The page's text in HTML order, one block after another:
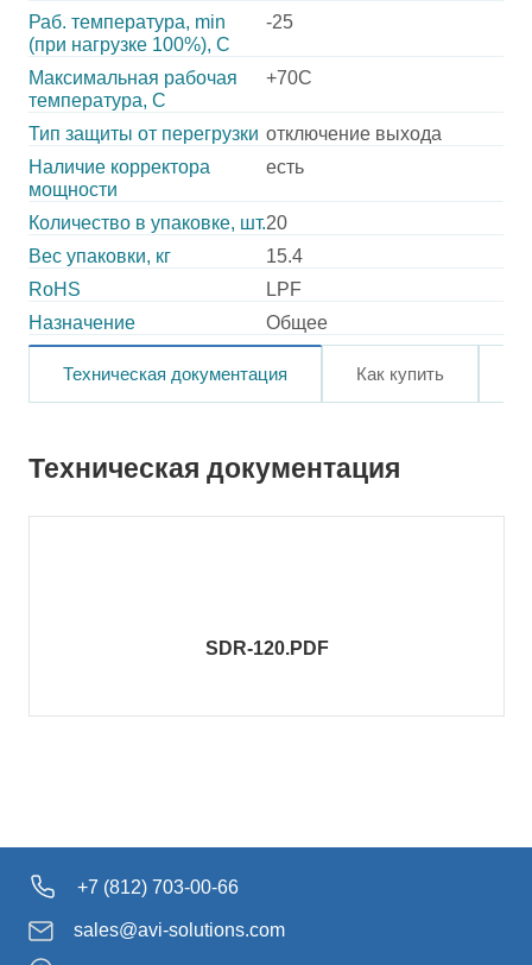
Раб. температура, min
(при нагрузке 100%), C
-25
Максимальная рабочая
температура, C
+70C
Тип защиты от перегрузки отключение выхода
Наличие корректора
мощности
есть
Количество в упаковке, шт.20
Вес упаковки, кг
15.4
RoHS
LPF
Назначение
Общее
Техническая документация Как купить
Техническая документация
SDR-120.PDF
+7 (812) 703-00-66
sales@avi-solutions.com